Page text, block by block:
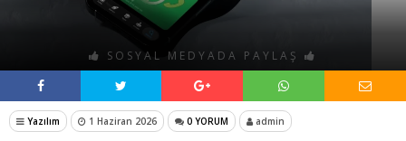
SOSYAL MEDYADA PAYLAŞ
Yazılım 1 Haziran 2026 0 YORUM admin